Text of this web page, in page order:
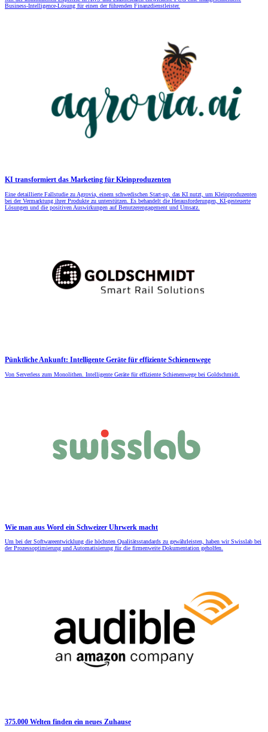
Business-Intelligence-Lösung für einen der führenden Finanzdienstleister.
KI transformiert das Marketing für Kleinproduzenten
Eine detaillierte Fallstudie zu Agrovia, einem schwedischen Start-up, das KI nutzt, um Kleinproduzenten
bei der Vermarktung ihrer Produkte zu unterstützen. Es behandelt die Herausforderungen, KI-gesteuerte
Lösungen und die positiven Auswirkungen auf Benutzerengagement und Umsatz.
Pünktliche Ankunft: Intelligente Geräte für effiziente Schienenwege
Von Serverless zum Monolithen. Intelligente Geräte für effiziente Schienenwege bei Goldschmidt.
Wie man aus Word ein Schweizer Uhrwerk macht
Um bei der Softwareentwicklung die höchsten Qualitätsstandards zu gewährleisten, haben wir Swisslab bei
der Prozessoptimierung und Automatisierung für die firmenweite Dokumentation geholfen.
375.000 Welten finden ein neues Zuhause